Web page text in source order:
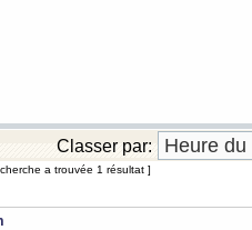
Classer par:
a trouvée 1 résultat ]